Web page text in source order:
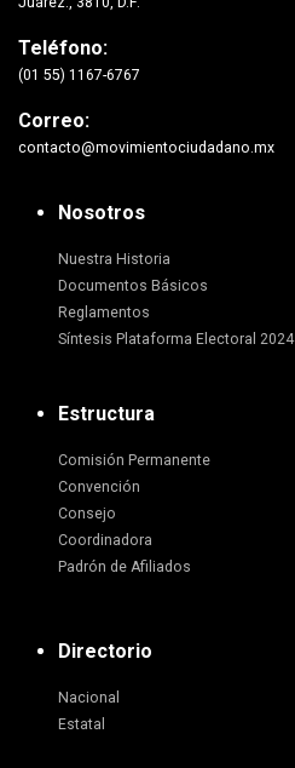
Teléfono:
(01 55) 1167-6767
Correo:
contacto@movimientociudadano.mx
Nosotros
Nuestra Historia
Documentos Básicos
Reglamentos
Síntesis Plataforma Electoral 2024
Estructura
Comisión Permanente
Convención
Consejo
Coordinadora
Padrón de Afiliados
Directorio
Nacional
Estatal